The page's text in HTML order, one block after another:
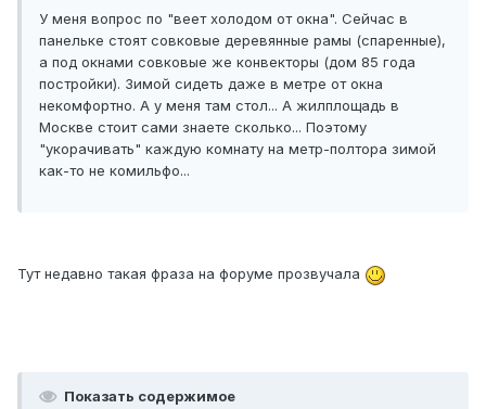
У меня вопрос по "веет холодом от окна". Сейчас в
панельке стоят совковые деревянные рамы (спаренные),
а под окнами совковые же конвекторы (дом 85 года
постройки). Зимой сидеть даже в метре от окна
некомфортно. А у меня там стол... А жилплощадь в
Москве стоит сами знаете сколько... Поэтому
"укорачивать" каждую комнату на метр-полтора зимой
как-то не комильфо...
Тут недавно такая фраза на форуме прозвучала
Показать содержимое